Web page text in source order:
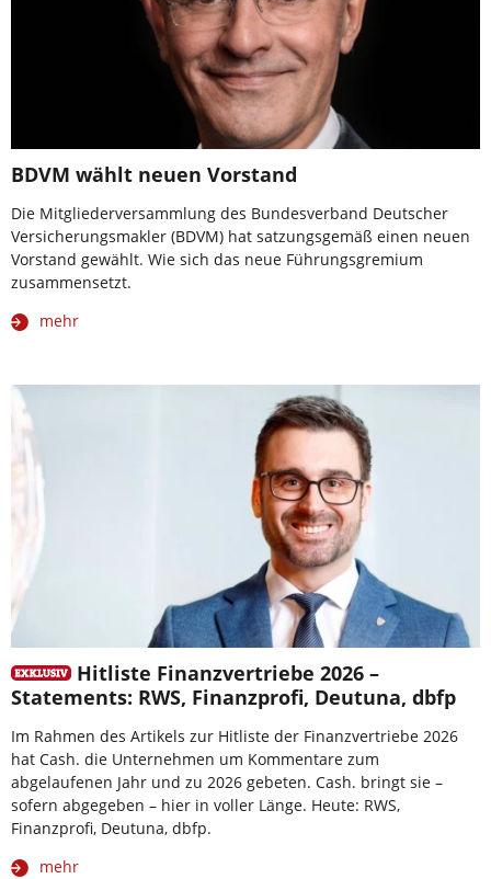
BDVM wählt neuen Vorstand
Die Mitgliederversammlung des Bundesverband Deutscher
Versicherungsmakler (BDVM) hat satzungsgemäß einen neuen
Vorstand gewählt. Wie sich das neue Führungsgremium
zusammensetzt.
mehr
Hitliste Finanzvertriebe 2026 –
Statements: RWS, Finanzprofi, Deutuna, dbfp
Im Rahmen des Artikels zur Hitliste der Finanzvertriebe 2026
hat Cash. die Unternehmen um Kommentare zum
abgelaufenen Jahr und zu 2026 gebeten. Cash. bringt sie –
sofern abgegeben – hier in voller Länge. Heute: RWS,
Finanzprofi, Deutuna, dbfp.
mehr